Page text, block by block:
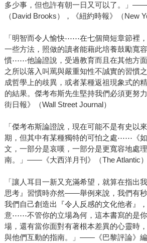
多少事，但也許有朝一日又可以了。」
（David Brooks），《紐約時報》（New
「明智而令人愉快⋯⋯在七個簡短章節裡
一些方法，照做的讀者能藉此培養鼓勵寬
慣⋯⋯他論證說，受過教育而且在其他方面
之所以落入叫罵與嚴重知性不誠實的習慣
成哲學上的歧異，或者某種返祖現象式的
的結果。傑考布斯先生堅持我們必須更
街日報》（Wall Street Journal）
「傑考布斯論證說，現在可能不是有史以
期，但其中有某種獨特的可怕之處⋯⋯《
文，一部分是哀嘆，一部分是更寬容地處
南。」——《大西洋月刊》（The Atlantic）
「讓人耳目一新又充滿希望，就算在指出
思考』習慣時亦然——舉例來說，我們有
我們自己創造出『令人反感的文化他者』
意⋯⋯不管你的立場為何，這本書寫的是
場，還有當你面對有著根本差異的心靈時
與他們互動的指南。」——《巴黎評論》